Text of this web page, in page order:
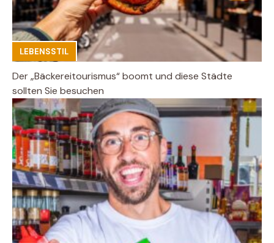
LEBENSSTIL
Der „Bäckereitourismus“ boomt und diese Städte
sollten Sie besuchen